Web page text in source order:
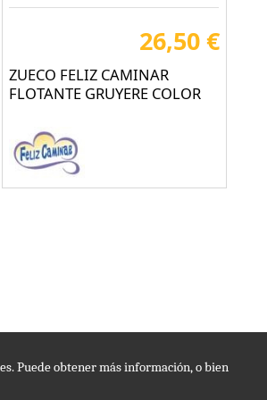
Puede obtener más información, o bien
26,50 €
ZUECO FELIZ CAMINAR
FLOTANTE GRUYERE COLOR